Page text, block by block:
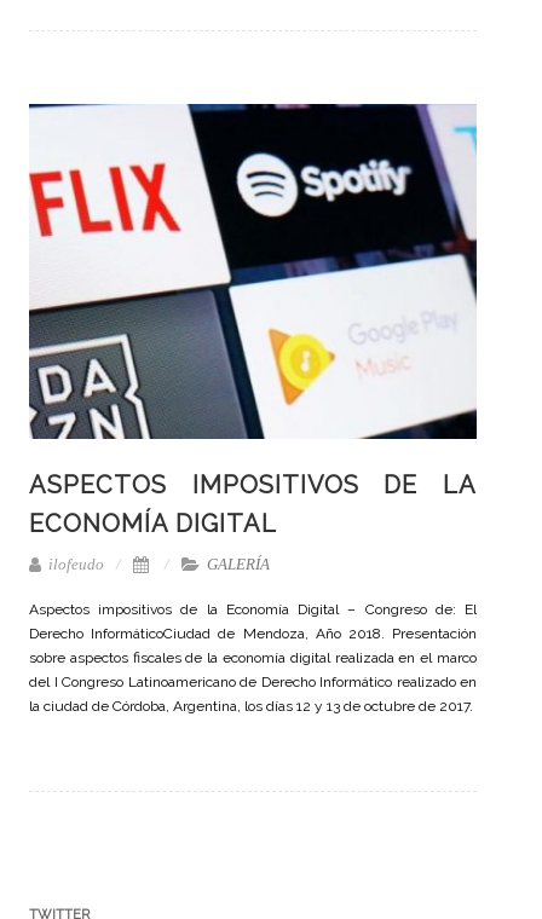
ASPECTOS IMPOSITIVOS DE LA
ECONOMÍA DIGITAL
ilofeudo GALERÍA
Aspectos impositivos de la Economía Digital – Congreso de: El
Derecho InformáticoCiudad de Mendoza, Año 2018. Presentación
sobre aspectos fiscales de la economía digital realizada en el marco
del I Congreso Latinoamericano de Derecho Informático realizado en
la ciudad de Córdoba, Argentina, los días 12 y 13 de octubre de 2017.
TWITTER